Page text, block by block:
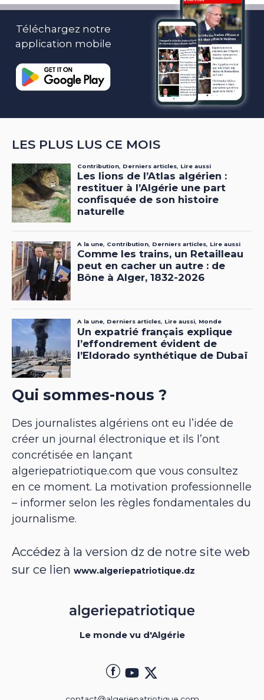
Téléchargez notre
application mobile
LES PLUS LUS CE MOIS
Qui sommes-nous ?
Des journalistes algériens ont eu l’idée de
créer un journal électronique et ils l’ont
concrétisée en lançant
algeriepatriotique.com que vous consultez
en ce moment. La motivation professionnelle
– informer selon les règles fondamentales du
journalisme.
Accédez à la version dz de notre site web
sur ce lien www.algeriepatriotique.dz
Le monde vu d'Algérie